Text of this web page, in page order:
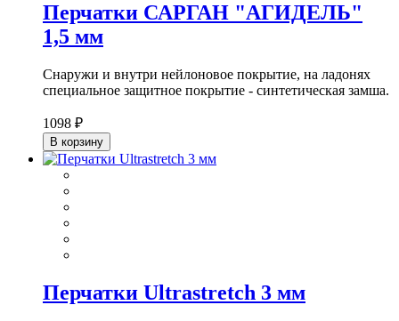
Перчатки САРГАН "АГИДЕЛЬ"
1,5 мм
Снаружи и внутри нейлоновое покрытие, на ладонях
специальное защитное покрытие - синтетическая замша.
1098 ₽
В корзину
Перчатки Ultrastretch 3 мм